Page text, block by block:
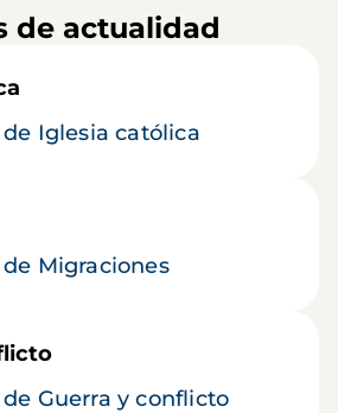
de actualidad
Iglesia católica
Migraciones
Guerra y conflicto